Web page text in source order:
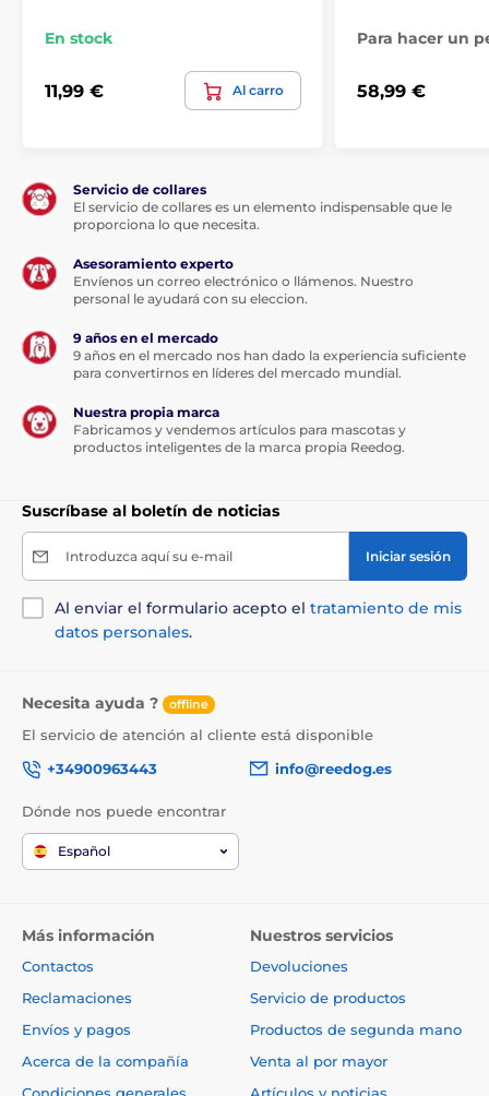
En stock
11,99 € Al carro
Para hacer un
58,99 €
Servicio de collares
El servicio de collares es un elemento indispensable que le
proporciona lo que necesita.
Asesoramiento experto
Envíenos un correo electrónico o llámenos. Nuestro
personal le ayudará con su eleccion.
9 años en el mercado
9 años en el mercado nos han dado la experiencia suficiente
para convertirnos en líderes del mercado mundial.
Nuestra propia marca
Fabricamos y vendemos artículos para mascotas y
productos inteligentes de la marca propia Reedog.
Suscríbase al boletín de noticias
Introduzca aquí su e-mail Iniciar sesión
Al enviar el formulario acepto el tratamiento de mis
datos personales.
Necesita ayuda ? offline
El servicio de atención al cliente está disponible
+34900963443
info@reedog.es
Dónde nos puede encontrar
Español
Más información
Contactos
Reclamaciones
Envíos y pagos
Acerca de la compañía
Nuestros servicios
Devoluciones
Servicio de productos
Productos de segunda mano
Venta al por mayor